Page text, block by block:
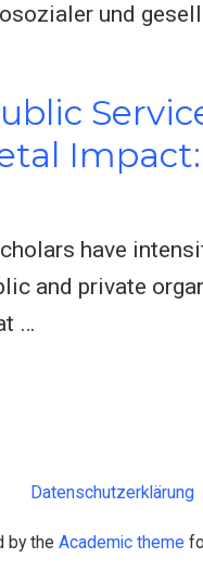
und
have
and private
…
Datenschutzerklärung
by the Academic theme